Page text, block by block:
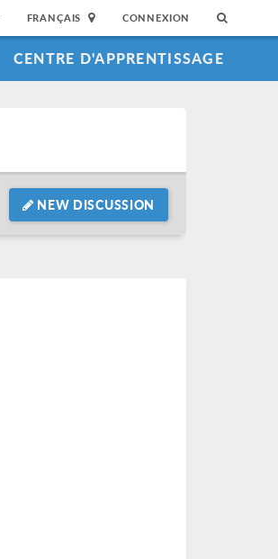
FRANÇAIS CONNEXION
CENTRE D'APPRENTISSAGE
NEW DISCUSSION